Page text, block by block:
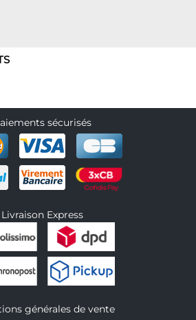
sécurisés
Livraison Express
générales de vente